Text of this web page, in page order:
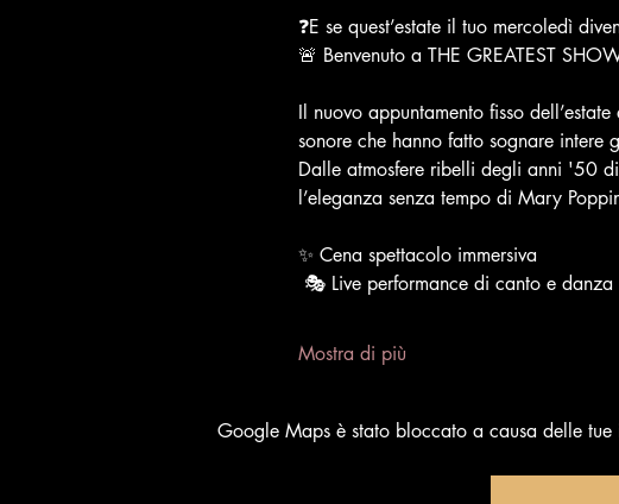
❓E se quest’estate il tuo mercoledì
🚨 Benvenuto a THE GREATEST
Il nuovo appuntamento fisso
sonore che hanno fatto sognare intere
Dalle atmosfere ribelli degli anni '50
l’eleganza senza tempo di Mary
✨ Cena spettacolo immersiva
🎭 Live performance di canto e danza
Mostra di più
Google Maps è stato bloccato a causa delle